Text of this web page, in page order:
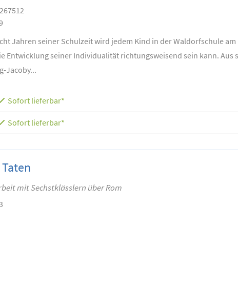
Jahren seiner Schulzeit wird jedem Kind in der Waldorfschule
Entwicklung seiner Individualität richtungsweisend sein kann.
Jacoby...
Sofort lieferbar*
Sofort lieferbar*
mit Sechstklässlern über Rom